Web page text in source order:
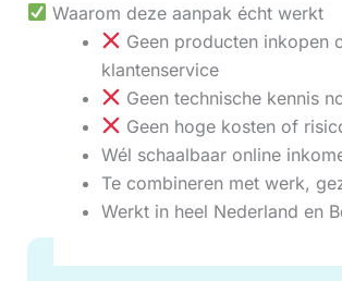
Waarom deze aanpak écht werkt
Geen producten inkopen
klantenservice
Geen technische kennis
Geen hoge kosten of
Wél schaalbaar online
Te combineren met werk,
Werkt in heel Nederland en